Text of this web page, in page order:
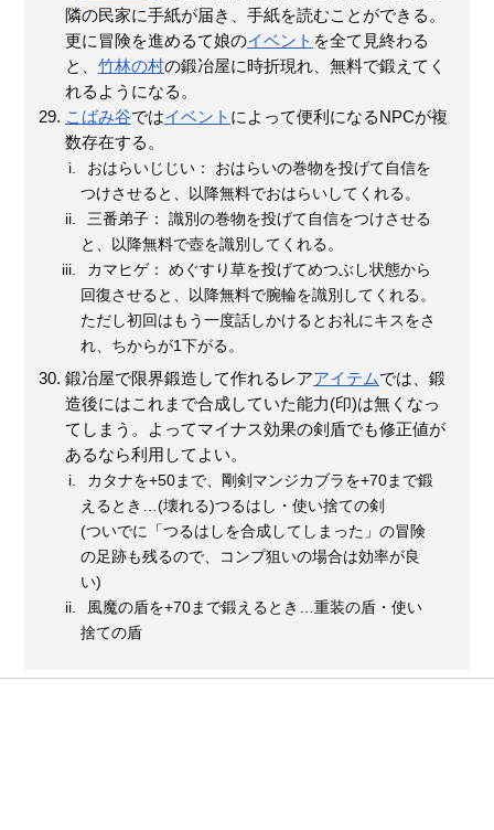
隣の民家に手紙が届き、手紙を読むことができる。
更に冒険を進めるて娘のイベント を全て見終わる
と、 竹林の村の鍛冶屋に時折現れ、無料で鍛えてく
れるようになる。
こばみ谷ではイベント によって便利になるNPCが複
数存在する。
おはらいじじい： おはらいの巻物を投げて自信を
つけさせると、以降無料でおはらいしてくれる。
三番弟子： 識別の巻物を投げて自信をつけさせる
と、以降無料で壺を識別してくれる。
カマヒゲ： めぐすり草を投げてめつぶし状態から
回復させると、以降無料で腕輪を識別してくれる。
ただし初回はもう一度話しかけるとお礼にキスをさ
れ、ちからが1下がる。
鍛冶屋で限界鍛造して作れるレアアイテムでは、鍛
造後にはこれまで合成していた能力(印)は無くなっ
てしまう。よってマイナス効果の剣盾でも修正値が
あるなら利用してよい。
カタナを+50まで、剛剣マンジカブラを+70まで鍛
えるとき…(壊れる)つるはし・使い捨ての剣
(ついでに「つるはしを合成してしまった」の冒険
の足跡も残るので、コンプ狙いの場合は効率が良
い)
風魔の盾を+70まで鍛えるとき…重装の盾・使い
捨ての盾